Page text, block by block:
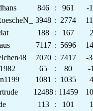
846 : 961
-
3948 : 2774
188 : 167
7117 : 5696
7070 : 7417
-
65 : 80
-
1081 : 1035
12488 : 11459
113 : 101